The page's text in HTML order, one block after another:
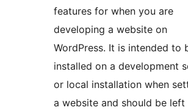
features for when you are
developing a website on
WordPress. It is intended to
installed on a development
or local installation when
a website and should be left